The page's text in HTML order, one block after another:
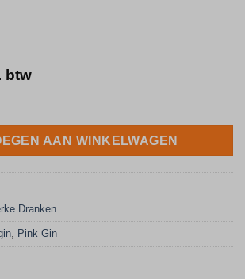
btw
Fles 70cl aantal
AAN WINKELWAGEN
Dranken
, Pink Gin